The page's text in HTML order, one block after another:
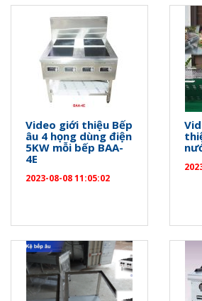
Video giới thiệu Bếp
âu 4 họng dùng điện
5KW mỗi bếp BAA-
4E
2023-08-08 11:05:02